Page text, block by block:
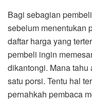
Bagi sebagian
sebelum menentukan
daftar harga yang
pembeli ingin
dikantongi. Mana
satu porsi. Tentu hal
pernahkah pembaca